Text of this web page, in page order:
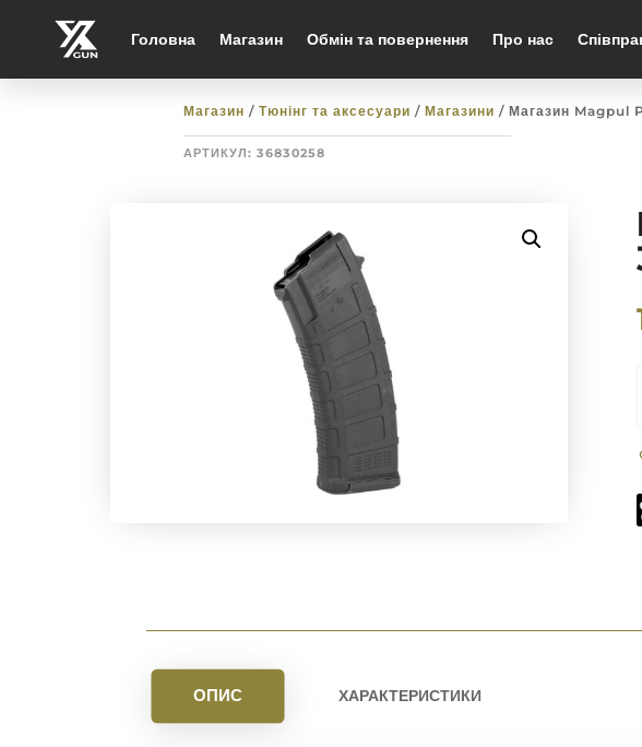
Головна Магазин Обмін та повернення Про нас
Магазин / Тюнінг та аксесуари / Магазини / Магазин Magpul
АРТИКУЛ: 36830258
ОПИС ХАРАКТЕРИСТИКИ